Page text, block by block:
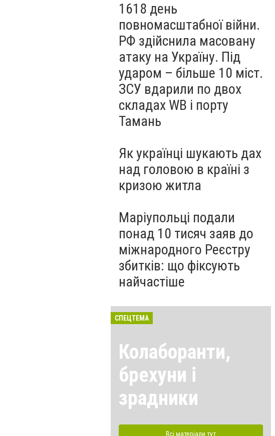
1618 день
повномасштабної війни.
РФ здійснила масовану
атаку на Україну. Під
ударом – більше 10 міст.
ЗСУ вдарили по двох
складах WB і порту
Тамань
Як українці шукають дах
над головою в країні з
кризою житла
Маріупольці подали
понад 10 тисяч заяв до
міжнародного Реєстру
збитків: що фіксують
найчастіше
СПЕЦТЕМА
Колаборанти,
брехуни і
зрадники
Всі матеріали тут